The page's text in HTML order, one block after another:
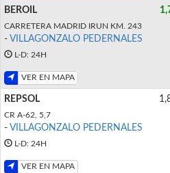
BEROIL
CARRETERA MADRID IRUN KM. 243
- VILLAGONZALO PEDERNALES
L-D: 24H
VER EN MAPA
REPSOL
CR A-62, 5,7
- VILLAGONZALO PEDERNALES
L-D: 24H
VER EN MAPA